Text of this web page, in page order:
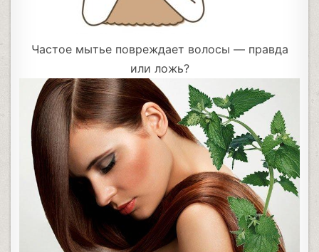
Частое мытье повреждает волосы — правда
или ложь?